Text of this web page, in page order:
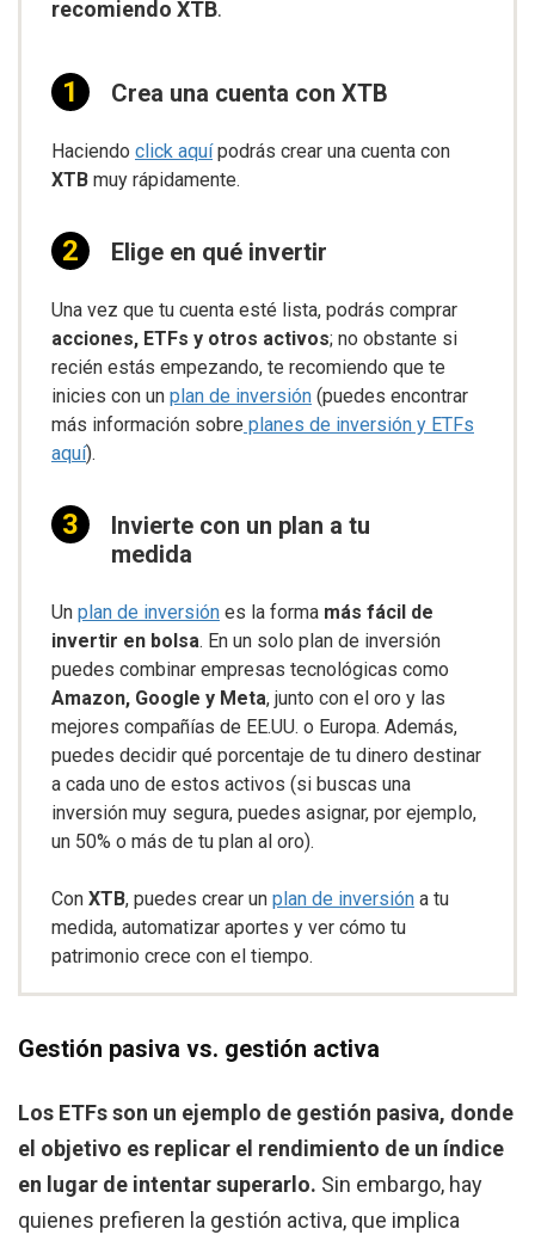
recomiendo XTB.
Crea una cuenta con XTB
Haciendo click aquípodrás crear una cuenta con
XTB muy rápidamente.
Elige en qué invertir
Una vez que tu cuenta esté lista, podrás comprar
acciones, ETFs y otros activos; no obstante si
recién estás empezando, te recomiendo que te
inicies con un plan de inversión (puedes encontrar
más información sobre planes de inversión y ETFs
aquí).
Invierte con un plan a tu
medida
Un plan de inversión es la forma más fácil de
invertir en bolsa. En un solo plan de inversión
puedes combinar empresas tecnológicas como
Amazon, Google y Meta, junto con el oro y las
mejores compañías de EE.UU. o Europa. Además,
puedes decidir qué porcentaje de tu dinero destinar
a cada uno de estos activos (si buscas una
inversión muy segura, puedes asignar, por ejemplo,
un 50% o más de tu plan al oro).
Con XTB, puedes crear un plan de inversión a tu
medida, automatizar aportes y ver cómo tu
patrimonio crece con el tiempo.
Gestión pasiva vs. gestión activa
Los ETFs son un ejemplo de gestión pasiva, donde
el objetivo es replicar el rendimiento de un índice
en lugar de intentar superarlo. Sin embargo, hay
quienes prefieren la gestión activa, que implica